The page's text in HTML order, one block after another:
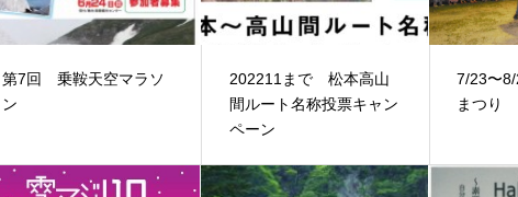
第7回 乗鞍天空マラソ
ン
202211まで 松本高山
間ルート名称投票キャン
ペーン
7/23〜
まつり